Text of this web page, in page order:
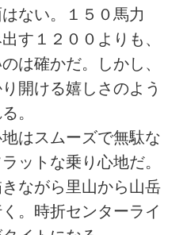
ない。１５０馬力
す１２００よりも、
は確かだ。しかし、
開ける嬉しさのよう
。
はスムーズで無駄な
ットな乗り心地だ。
ながら里山から山岳
。時折センターライ